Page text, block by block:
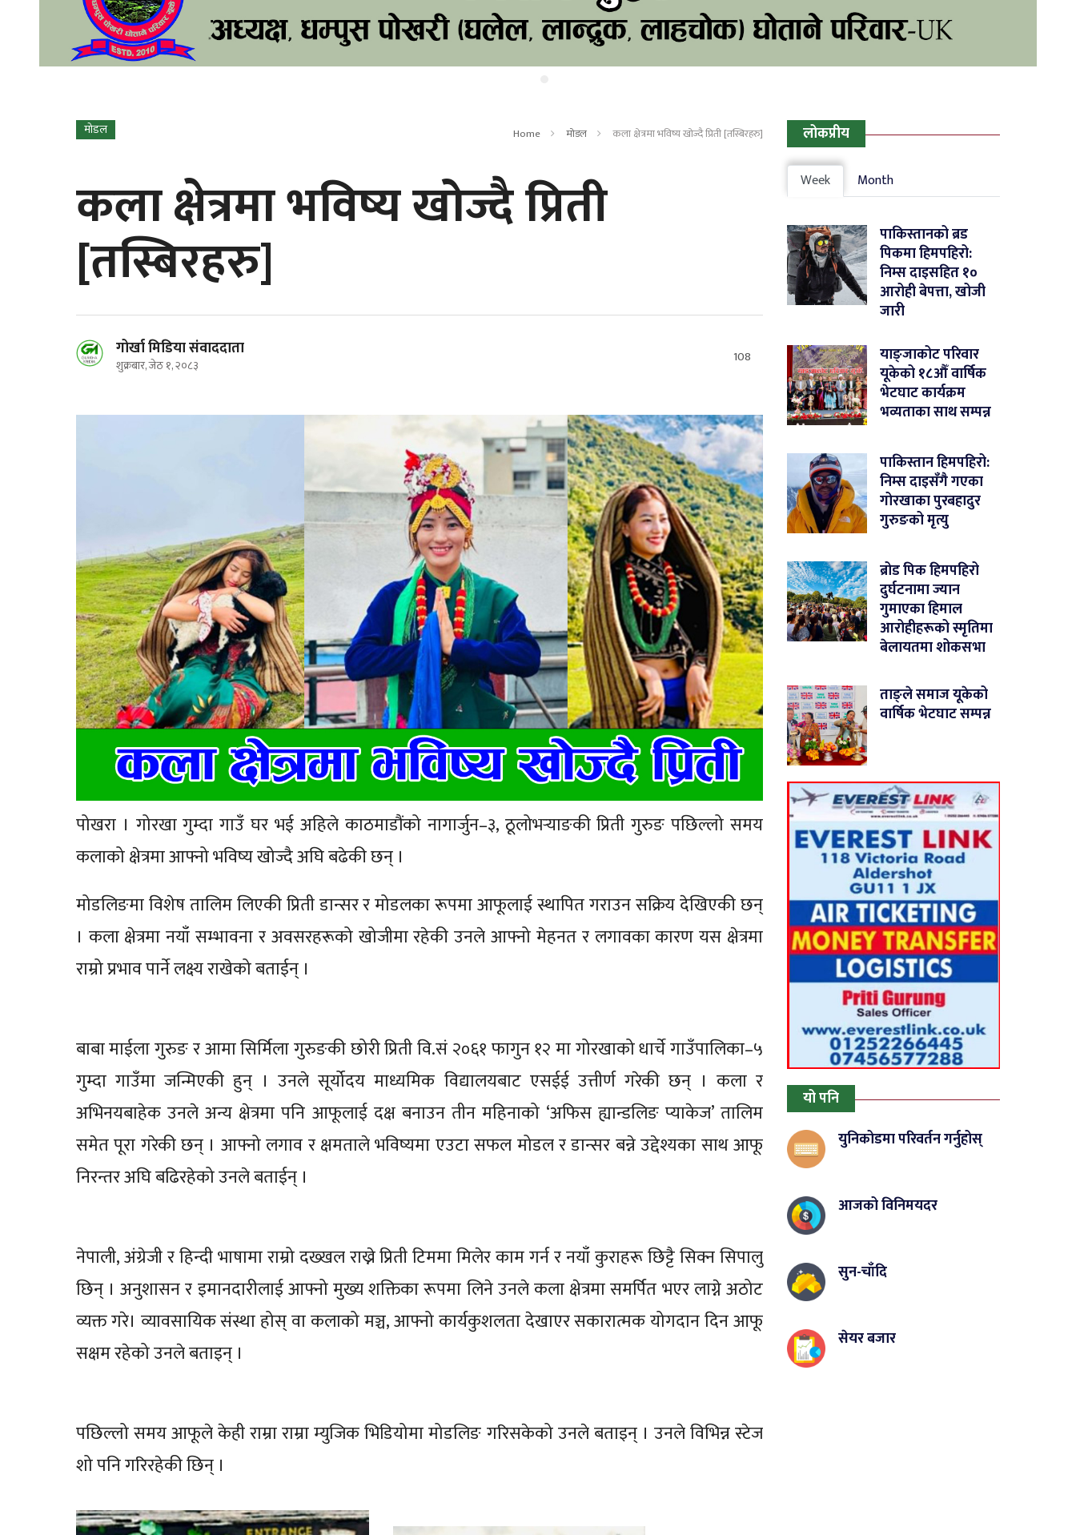
मोडल Home मोडल कला क्षेत्रमा भविष्य खोज्दै प्रिती [तस्बिरहरु]
कला क्षेत्रमा भविष्य खोज्दै प्रिती
[तस्बिरहरु]
गोर्खा मिडिया संवाददाता
शुक्रबार, जेठ १, २०८३ 108
पोखरा । गोरखा गुम्दा गाउँ घर भई अहिले काठमाडौंको नागार्जुन–३, ठूलोभर्‍याङकी प्रिती गुरुङ पछिल्लो समय
कलाको क्षेत्रमा आफ्नो भविष्य खोज्दै अघि बढेकी छन् ।
मोडलिङमा विशेष तालिम लिएकी प्रिती डान्सर र मोडलका रूपमा आफूलाई स्थापित गराउन सक्रिय देखिएकी छन्
। कला क्षेत्रमा नयाँ सम्भावना र अवसरहरूको खोजीमा रहेकी उनले आफ्नो मेहनत र लगावका कारण यस क्षेत्रमा
राम्रो प्रभाव पार्ने लक्ष्य राखेको बताईन् ।
बाबा माईला गुरुङ र आमा सिर्मिला गुरुङकी छोरी प्रिती वि.सं २०६१ फागुन १२ मा गोरखाको धार्चे गाउँपालिका–५
गुम्दा गाउँमा जन्मिएकी हुन् । उनले सूर्योदय माध्यमिक विद्यालयबाट एसईई उत्तीर्ण गरेकी छन् । कला र
अभिनयबाहेक उनले अन्य क्षेत्रमा पनि आफूलाई दक्ष बनाउन तीन महिनाको ‘अफिस ह्यान्डलिङ प्याकेज’ तालिम
समेत पूरा गरेकी छन् । आफ्नो लगाव र क्षमताले भविष्यमा एउटा सफल मोडल र डान्सर बन्ने उद्देश्यका साथ आफू
निरन्तर अघि बढिरहेको उनले बताईन् ।
नेपाली, अंग्रेजी र हिन्दी भाषामा राम्रो दख्खल राख्ने प्रिती टिममा मिलेर काम गर्न र नयाँ कुराहरू छिट्टै सिक्न सिपालु
छिन् । अनुशासन र इमानदारीलाई आफ्नो मुख्य शक्तिका रूपमा लिने उनले कला क्षेत्रमा समर्पित भएर लाग्ने अठोट
व्यक्त गरे। व्यावसायिक संस्था होस् वा कलाको मञ्च, आफ्नो कार्यकुशलता देखाएर सकारात्मक योगदान दिन आफू
सक्षम रहेको उनले बताइन् ।
पछिल्लो समय आफूले केही राम्रा राम्रा म्युजिक भिडियोमा मोडलिङ गरिसकेको उनले बताइन् । उनले विभिन्न स्टेज
शो पनि गरिरहेकी छिन् ।
लोकप्रीय
Week Month
पाकिस्तानको ब्रड
पिकमा हिमपहिरो:
निम्स दाइसहित १०
आरोही बेपत्ता, खोजी
जारी
याङ्जाकोट परिवार
यूकेको १८औँ वार्षिक
भेटघाट कार्यक्रम
भव्यताका साथ सम्पन्न
पाकिस्तान हिमपहिरो:
निम्स दाइसँगै गएका
गोरखाका पुरबहादुर
गुरुङको मृत्यु
ब्रोड पिक हिमपहिरो
दुर्घटनामा ज्यान
गुमाएका हिमाल
आरोहीहरूको स्मृतिमा
बेलायतमा शोकसभा
ताङ्ले समाज यूकेको
वार्षिक भेटघाट सम्पन्न
यो पनि
युनिकोडमा परिवर्तन गर्नुहोस्
आजको विनिमयदर
सुन-चाँदि
सेयर बजार